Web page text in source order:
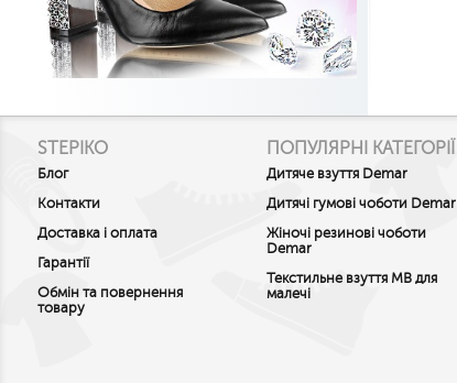
STEPIKO
Блог
Контакти
Доставка і оплата
Гарантії
Обмін та повернення
товару
ПОПУЛЯРНІ КАТЕГОРІЇ
Дитяче взуття Demar
Дитячі гумові чоботи Demar
Жіночі резинові чоботи
Demar
Текстильне взуття MB для
малечі